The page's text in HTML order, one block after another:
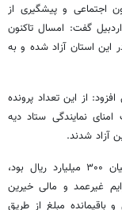
اجتماعی و پیشگیری از
گفت: امسال تاکنون
در این استان آزاد شده و به
از این تعداد پرونده
نمایندگی ستاد دیه
وی با بیان اینکه مجموع مبلغ محکومیت این زندانیان ۳۰۰ میلیارد ریال بود،
غیرعمد و مالی خیرین
۱۰۰ میلیارد ریال و باقیمانده مبلغ از طریق